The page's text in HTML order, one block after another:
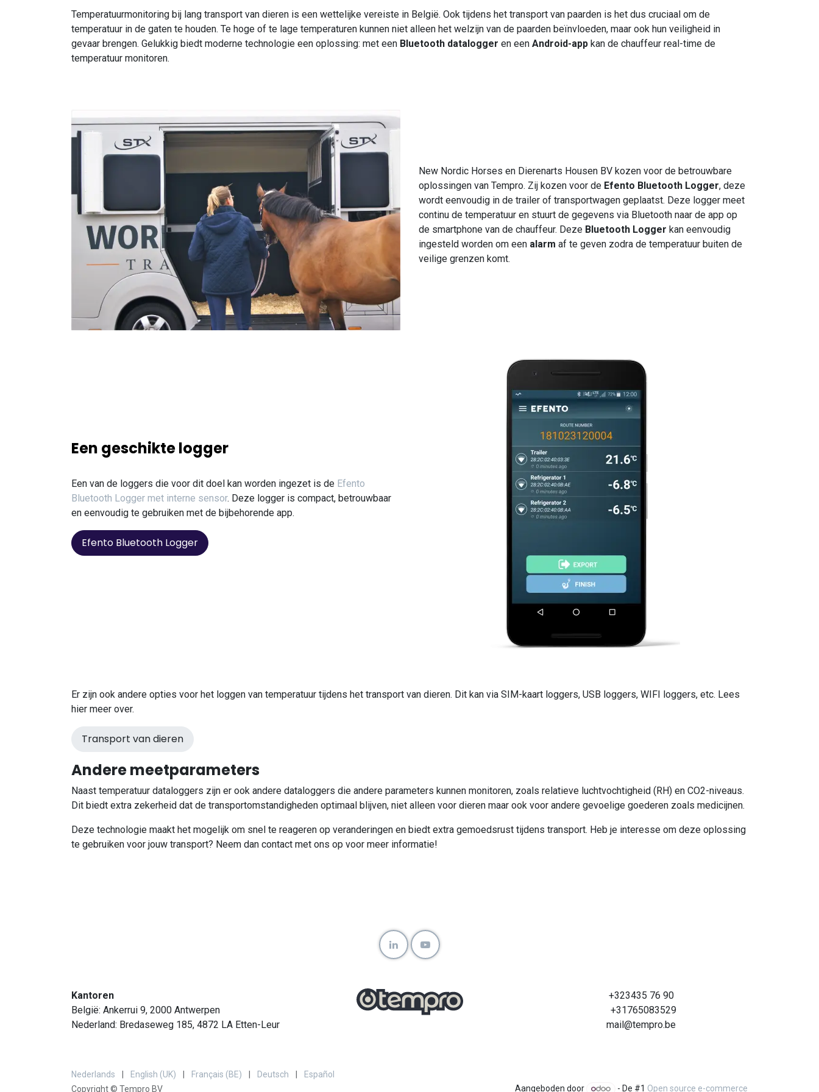
Temperatuurmonitoring bij lang transport van dieren is een wettelijke vereiste in België. Ook tijdens het transport van paarden is het dus cruciaal om de
temperatuur in de gaten te houden. Te hoge of te lage temperaturen kunnen niet alleen het welzijn van de paarden beïnvloeden, maar ook hun veiligheid in
gevaar brengen. Gelukkig biedt moderne technologie een oplossing: met een Bluetooth datalogger en een Android-app kan de chauffeur real-time de
temperatuur monitoren.
New Nordic Horses en Dierenarts Housen BV kozen voor de betrouwbare
oplossingen van Tempro. Zij kozen voor de Efento Bluetooth Logger, deze
wordt eenvoudig in de trailer of transportwagen geplaatst. Deze logger meet
continu de temperatuur en stuurt de gegevens via Bluetooth naar de app op
de smartphone van de chauffeur. Deze Bluetooth Logger kan eenvoudig
ingesteld worden om een alarm af te geven zodra de temperatuur buiten de
veilige grenzen komt.
Een geschikte logger
Een van de loggers die voor dit doel kan worden ingezet is de Efento
Bluetooth Logger met interne sensor. Deze logger is compact, betrouwbaar
en eenvoudig te gebruiken met de bijbehorende app.
Efento Bluetooth Logger
Er zijn ook andere opties voor het loggen van temperatuur tijdens het transport van dieren. Dit kan via SIM-kaart loggers, USB loggers, WIFI loggers, etc. Lees
hier meer over.
Transport van dieren
Andere meetparameters
Naast temperatuur dataloggers zijn er ook andere dataloggers die andere parameters kunnen monitoren, zoals relatieve luchtvochtigheid (RH) en CO2-niveaus.
Dit biedt extra zekerheid dat de transportomstandigheden optimaal blijven, niet alleen voor dieren maar ook voor andere gevoelige goederen zoals medicijnen.
Deze technologie maakt het mogelijk om snel te reageren op veranderingen en biedt extra gemoedsrust tijdens transport. Heb je interesse om deze oplossing
te gebruiken voor jouw transport? Neem dan contact met ons op voor meer informatie!
Kantoren
België: Ankerrui 9, 2000 Antwerpen
Nederland: Bredaseweg 185, 4872 LA Etten-Leur
+323435 76 90
+31765083529
mail@tempro.be
Copyright © Tempro BV
Nederlands English (UK) Français (BE) Deutsch
Español
Aangeboden door
- De #1 Open source e-commerce